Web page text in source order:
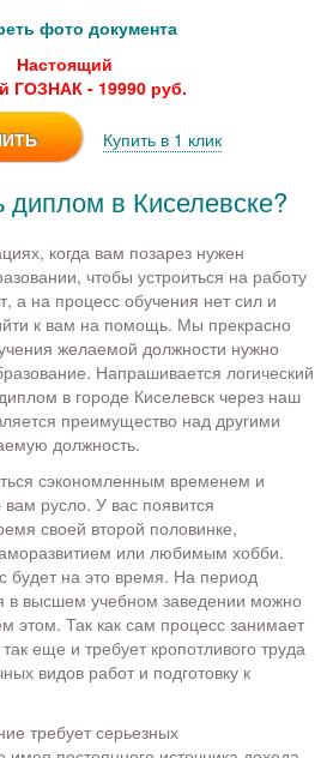
фото документа
Настоящий
ГОЗНАК - 19990 руб.
Купить в 1 клик
диплом в Киселевске?
когда вам позарез нужен
чтобы устроиться на работу
а на процесс обучения нет сил и
к вам на помощь. Мы прекрасно
желаемой должности нужно
Напрашивается логический
в городе Киселевск через наш
преимущество над другими
должность.
сэкономленным временем и
русло. У вас появится
своей второй половинке,
или любимым хобби.
будет на это время. На период
в высшем учебном заведении можно
этом. Так как сам процесс занимает
еще и требует кропотливого труда
видов работ и подготовку к
требует серьезных